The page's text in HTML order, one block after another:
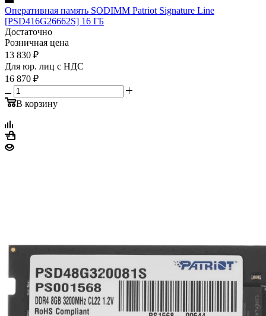
Оперативная память SODIMM Patriot Signature Line
[PSD416G26662S] 16 ГБ
Достаточно
Розничная цена
13 830 ₽
Для юр. лиц c НДС
16 870 ₽
В корзину